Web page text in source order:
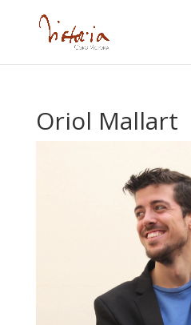
Oriol Mallart